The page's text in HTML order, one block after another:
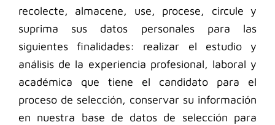
recolecte, almacene, use, procese, circule y
suprima sus datos personales para las
siguientes finalidades: realizar el estudio y
análisis de la experiencia profesional, laboral y
académica que tiene el candidato para el
proceso de selección, conservar su información
en nuestra base de datos de selección para